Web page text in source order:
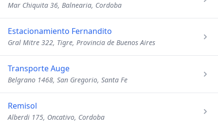
Mar Chiquita 36, Balnearia, Cordoba
Estacionamiento Fernandito
Gral Mitre 322, Tigre, Provincia de Buenos Aires
Transporte Auge
Belgrano 1468, San Gregorio, Santa Fe
Remisol
Alberdi 175, Oncativo, Cordoba